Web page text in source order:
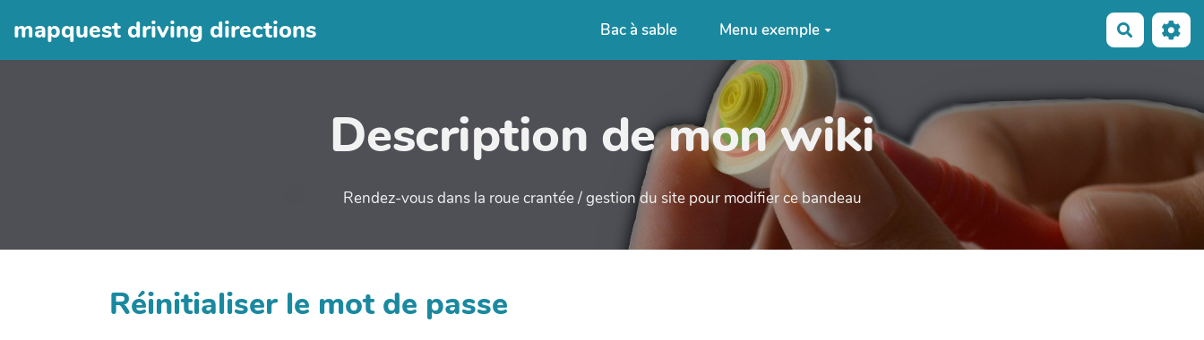
mapquest driving directions Bac à sable Menu exemple
Description de mon wiki
Rendez-vous dans la roue crantée / gestion du site pour modifier ce bandeau
Réinitialiser le mot de passe